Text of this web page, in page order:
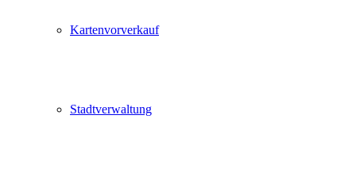
Kartenvorverkauf
Stadtverwaltung